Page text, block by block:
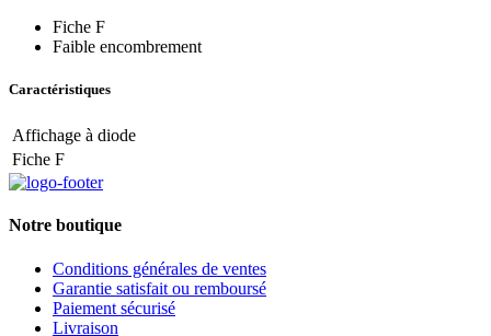
Fiche F
Faible encombrement
Caractéristiques
Affichage à diode
Fiche F
Notre boutique
Conditions générales de ventes
Garantie satisfait ou remboursé
Paiement sécurisé
Livraison